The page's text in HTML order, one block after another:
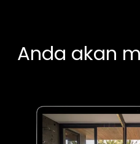
Anda akan